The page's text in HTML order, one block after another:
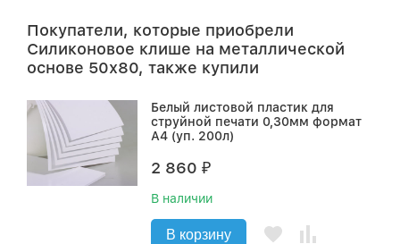
Покупатели, которые приобрели
Силиконовое клише на металлической
основе 50х80, также купили
Белый листовой пластик для
струйной печати 0,30мм формат
А4 (уп. 200л)
2 860₽
В наличии
В корзину